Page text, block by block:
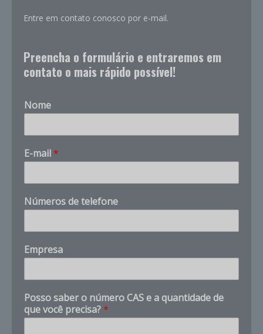
Entre em contato conosco por e-mail.
Preencha o formulário e entraremos em
contato o mais rápido possível!
Nome
E-mail *
Números de telefone
Empresa
E
m
p
Posso saber o número CAS e a quantidade de
que você precisa? *